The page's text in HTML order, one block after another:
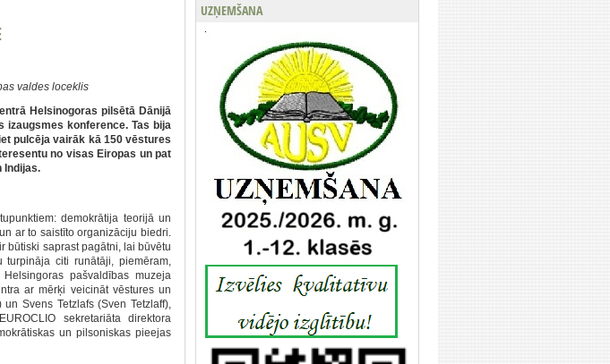
valdes loceklis
Helsinogoras pilsētā Dānijā
izaugsmes konference. Tas bija
pulcēja vairāk kā 150 vēstures
no visas Eiropas un pat
Indijas.
demokrātija teorijā un
ar to saistīto organizāciju biedri.
būtiski saprast pagātni, lai būvētu
citi runātāji, piemēram,
pašvaldības muzeja
ar mērķi veicināt vēstures un
Svens Tetzlafs (Sven Tetzlaff),
sekretariāta direktora
un pilsoniskas pieejas
UZŅEMŠANA